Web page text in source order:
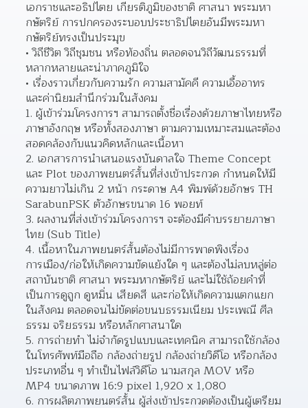
เอกราชและอธิปไตย เกียรติภูมิของชาติ ศาสนา พระมหา
กษัตริย์ การปกครองระบอบประชาธิปไตยอันมีพระมหา
กษัตริย์ทรงเป็นประมุข
วิถีชีวิต วิถีชุมชน หรือท้องถิ่น ตลอดจนวิถีวัฒนธรรมที่
หลากหลายและน่าภาคภูมิใจ
เรื่องราวเกี่ยวกับความรัก ความสามัคคี ความเอื้ออาทร
และค่านิยมสำนึกร่วมในสังคม
ผู้เข้าร่วมโครงการฯ สามารถตั้งชื่อเรื่องด้วยภาษาไทยหรือ
ภาษาอังกฤษ หรือทั้งสองภาษา ตามความเหมาะสมและต้อง
สอดคล้องกับแนวคิดหลักและเนื้อหา
เอกสารการนำเสนอแรงบันดาลใจ Theme Concept
และ Plot ของภาพยนตร์สั้นที่ส่งเข้าประกวด กำหนดให้มี
ความยาวไม่เกิน 2 หน้า กระดาษ A4 พิมพ์ด้วยอักษร TH
SarabunPSK ตัวอักษรขนาด 16 พอยท์
ผลงานที่ส่งเข้าร่วมโครงการฯ จะต้องมีคำบรรยายภาษา
ไทย (Sub Title)
เนื้อหาในภาพยนตร์สั้นต้องไม่มีการพาดพิงเรื่อง
การเมือง/ก่อให้เกิดความขัดแย้งใด ๆ และต้องไม่ลบหลู่ต่อ
สถาบันชาติ ศาสนา พระมหากษัตริย์ และไม่ใช้ถ้อยคำที่
เป็นการดูถูก ดูหมิ่น เสียดสี และก่อให้เกิดความแตกแยก
ในสังคม ตลอดจนไม่ขัดต่อขนบธรรมเนียม ประเพณี ศีล
ธรรม จริยธรรม หรือหลักศาสนาใด
การถ่ายทำ ไม่จำกัดรูปแบบและเทคนิค สามารถใช้กล้อง
ในโทรศัพท์มือถือ กล้องถ่ายรูป กล้องถ่ายวิดีโอ หรือกล้อง
ประเภทอื่น ๆ ทำเป็นไฟล์วิดีโอ นามสกุล MOV หรือ
MP4 ขนาดภาพ 16:9 pixel 1,920 x 1,080
การผลิตภาพยนตร์สั้น ผู้ส่งเข้าประกวดต้องเป็นผู้เตรียม